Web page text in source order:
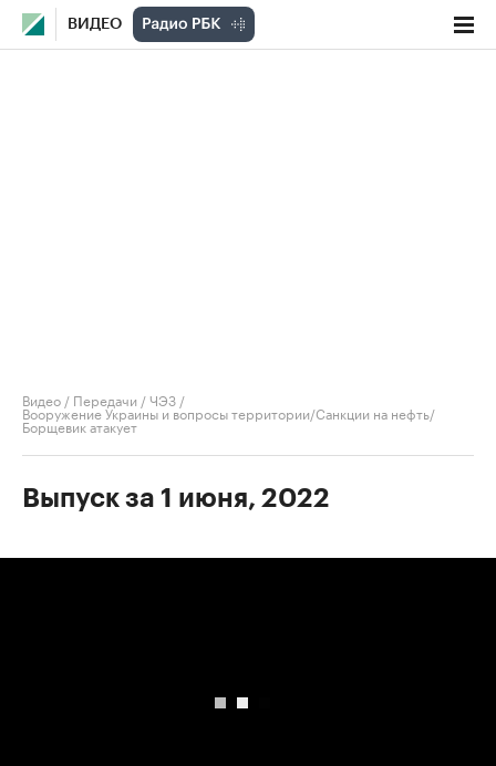
ВИДЕО
Видео / Передачи /ЧЭЗ /
Вооружение Украины и вопросы территории/Санкции на нефть/
Борщевик атакует
Выпуск за 1 июня, 2022